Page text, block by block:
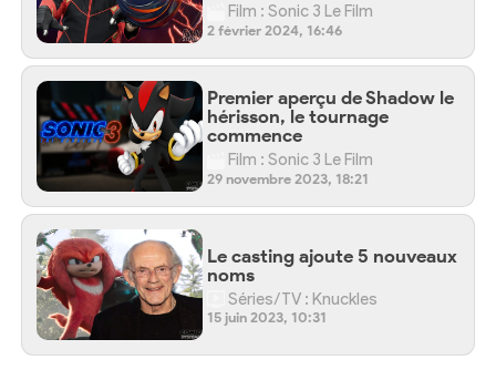
Film : Sonic 3 Le Film
2 février 2024, 16:46
Premier aperçu de Shadow le
hérisson, le tournage
commence
Film : Sonic 3 Le Film
29 novembre 2023, 18:21
Le casting ajoute 5 nouveaux
noms
Séries/TV : Knuckles
15 juin 2023, 10:31